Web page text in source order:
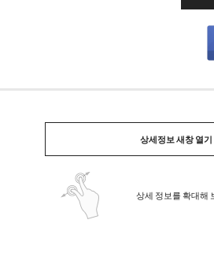
상세정보 새창 열기
상세 정보를 확대해